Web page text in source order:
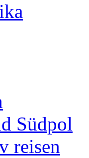
Südpol
reisen